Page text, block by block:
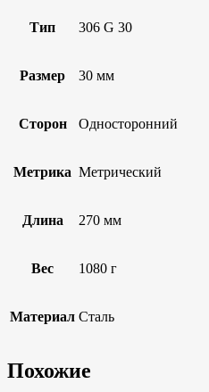
Тип 306 G 30
Размер 30 мм
Сторон Односторонний
Метрика Метрический
Длина 270 мм
Вес 1080 г
Материал Сталь
Похожие